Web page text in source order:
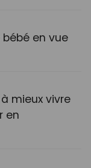
en vue
mieux vivre
en